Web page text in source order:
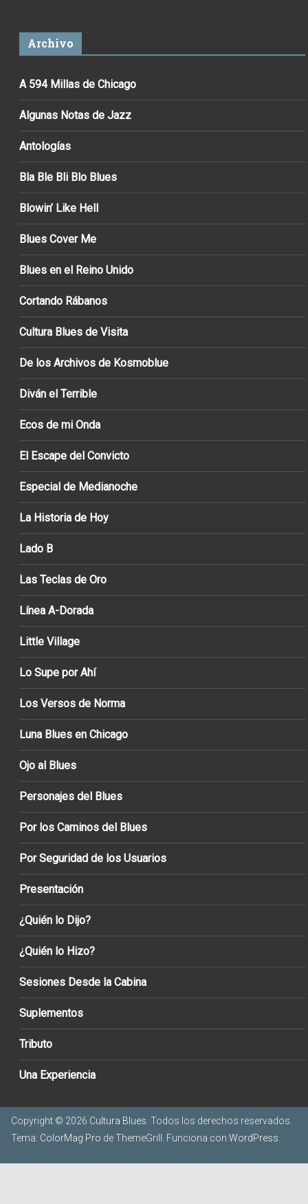
Archivo
A 594 Millas de Chicago
Algunas Notas de Jazz
Antologías
Bla Ble Bli Blo Blues
Blowin’ Like Hell
Blues Cover Me
Blues en el Reino Unido
Cortando Rábanos
Cultura Blues de Visita
De los Archivos de Kosmoblue
Diván el Terrible
Ecos de mi Onda
El Escape del Convicto
Especial de Medianoche
La Historia de Hoy
Lado B
Las Teclas de Oro
Línea A-Dorada
Little Village
Lo Supe por Ahí
Los Versos de Norma
Luna Blues en Chicago
Ojo al Blues
Personajes del Blues
Por los Caminos del Blues
Por Seguridad de los Usuarios
Presentación
¿Quién lo Dijo?
¿Quién lo Hizo?
Sesiones Desde la Cabina
Suplementos
Tributo
Una Experiencia
Copyright © 2026 Cultura Blues. Todos los derechos reservados.
Tema: ColorMag Pro de ThemeGrill. Funciona con WordPress.